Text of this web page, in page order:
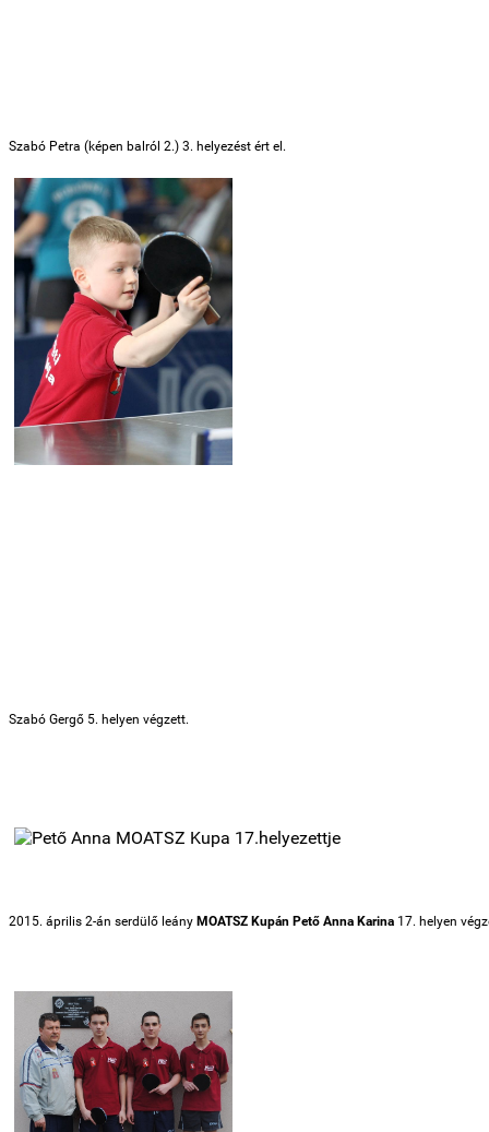
Szabó Petra (képen balról 2.) 3. helyezést ért el.
Szabó Gergő 5. helyen végzett.
2015. április 2-án serdülő leány MOATSZ Kupán Pető Anna Karina 17. helyen